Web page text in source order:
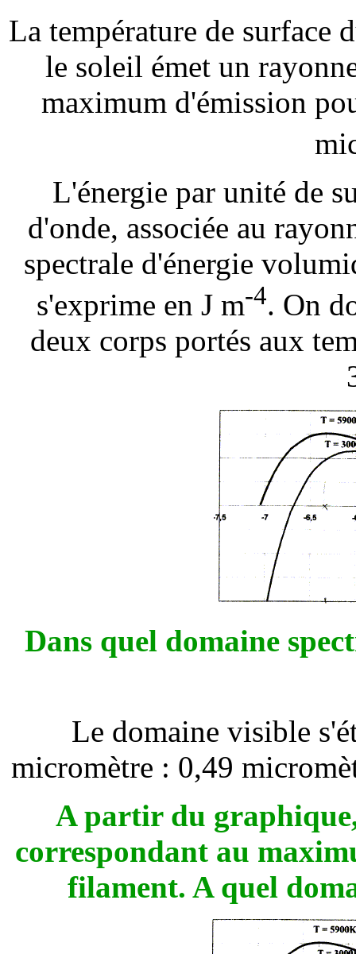
La température de surface
le soleil émet un
maximum d'émission
L'énergie par unité de
d'onde, associée au
spectrale d'énergie
s'exprime en J m-4. On
deux corps portés aux
Dans quel domaine
Le domaine visible
micromètre : 0,49
A partir du
correspondant au
filament. A quel